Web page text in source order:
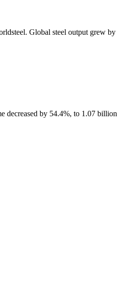
Global steel output grew by
decreased by 54.4%, to 1.07 billion